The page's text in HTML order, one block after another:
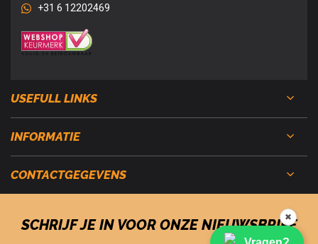
+31 6 12202469
USEFULL LINKS
INFORMATIE
CONTACTGEGEVENS
SCHRIJF JE IN VOOR ONZE NIEUWSBRIEF
✖